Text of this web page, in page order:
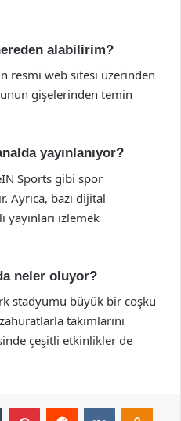
alabilirim?
resmi web sitesi üzerinden
gişelerinden temin
yayınlanıyor?
Sports gibi spor
Ayrıca, bazı dijital
yayınları izlemek
neler oluyor?
stadyumu büyük bir coşku
takımlarını
çeşitli etkinlikler de
Tumblr PinterestReddit VKontakte